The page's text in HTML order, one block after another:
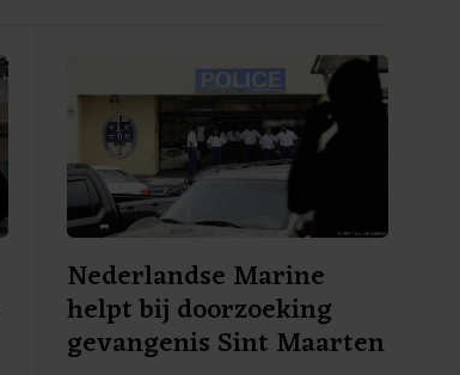
Nederlandse Marine
helpt bij doorzoeking
gevangenis Sint Maarten